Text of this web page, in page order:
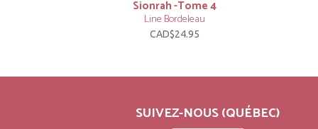
Sionrah -Tome 4
Line Bordeleau
CAD$24.95
SUIVEZ-NOUS (QUÉBEC)